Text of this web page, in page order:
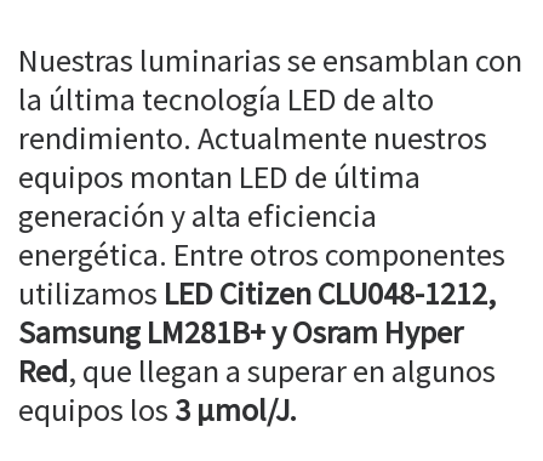
Nuestras luminarias se ensamblan con
la última tecnología LED de alto
rendimiento. Actualmente nuestros
equipos montan LED de última
generación y alta eficiencia
energética. Entre otros componentes
utilizamos LED Citizen CLU048-1212,
Samsung LM281B+ y Osram Hyper
Red, que llegan a superar en algunos
equipos los 3 µmol/J.